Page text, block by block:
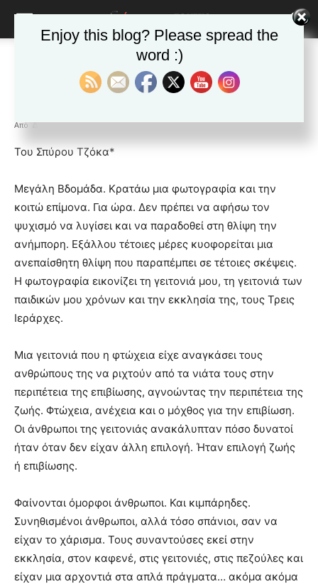
ΕΙΔΗΣΕΙΣ Ελλαδα ΚΑΙΣΑΡΙΑΝΗ Νέα της Καισαριανής
Η Εβδομάδα των Παθών
Από Δ&Π - 13 Απριλίου 2023
blonde
hot
cam
show.desi
xxx
lyons
teaches
you
the
pain.
pornhun
hd
porn
Του Σπύρου Τζόκα*
Μεγάλη Βδομάδα. Κρατάω μια φωτογραφία και την
κοιτώ επίμονα. Για ώρα. Δεν πρέπει να αφήσω τον
ψυχισμό να λυγίσει και να παραδοθεί στη θλίψη την
ανήμπορη. Εξάλλου τέτοιες μέρες κυοφορείται μια
ανεπαίσθητη θλίψη που παραπέμπει σε τέτοιες σκέψεις.
Η φωτογραφία εικονίζει τη γειτονιά μου, τη γειτονιά των
παιδικών μου χρόνων και την εκκλησία της, τους Τρεις
Ιεράρχες.
Μια γειτονιά που η φτώχεια είχε αναγκάσει τους
ανθρώπους της να ριχτούν από τα νιάτα τους στην
περιπέτεια της επιβίωσης, αγνοώντας την περιπέτεια της
ζωής. Φτώχεια, ανέχεια και ο μόχθος για την επιβίωση.
Οι άνθρωποι της γειτονιάς ανακάλυπταν πόσο δυνατοί
ήταν όταν δεν είχαν άλλη επιλογή. Ήταν επιλογή ζωής
ή επιβίωσης.
Φαίνονται όμορφοι άνθρωποι. Και κιμπάρηδες.
Συνηθισμένοι άνθρωποι, αλλά τόσο σπάνιοι, σαν να
είχαν το χάρισμα. Τους συναντούσες εκεί στην
εκκλησία, στον καφενέ, στις γειτονιές, στις πεζούλες και
είχαν μια αρχοντιά στα απλά πράγματα… ακόμα ακόμα
Enjoy this blog? Please spread the
word :)